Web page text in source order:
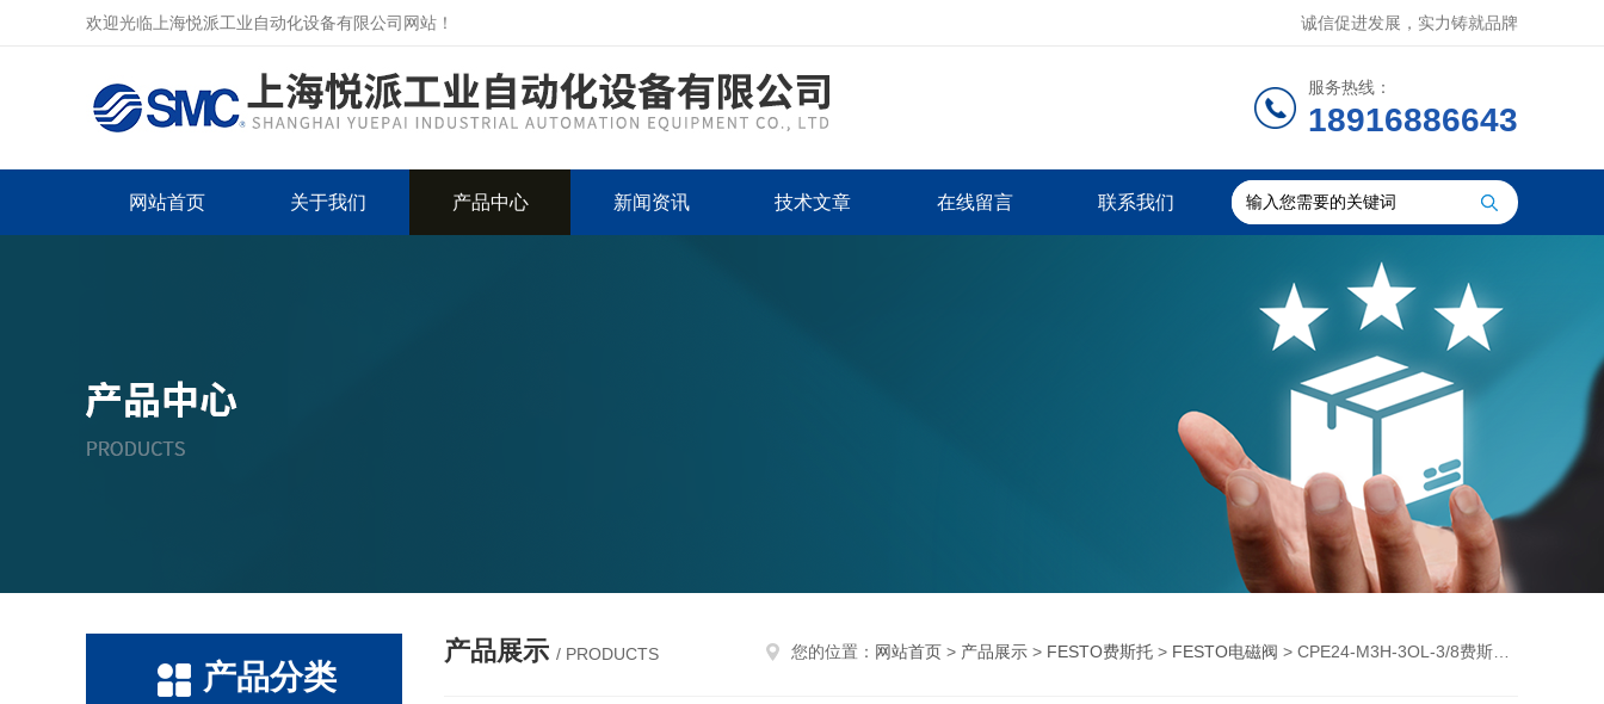
欢迎光临上海悦派工业自动化设备有限公司网站！ 诚信促进发展，实力铸就品牌
服务热线：
18916886643
网站首页 关于我们 产品中心 新闻资讯 技术文章 在线留言 联系我们
产品分类
产品展示 / PRODUCTS 您的位置： 网站首页 > 产品展示 > FESTO费斯托 > FESTO电磁阀 > CPE24-M3H-3OL-3/8费斯托电磁阀优势供应